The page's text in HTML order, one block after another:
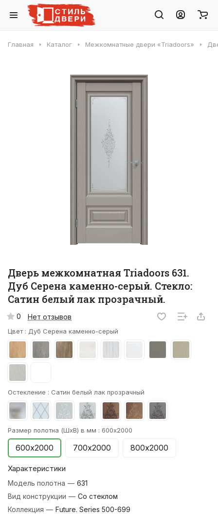
Главная Каталог Межкомнатные двери «Triadoors»
Дверь межкомнатная Triadoors 631.
Дуб Серена каменно-серый. Стекло:
Сатин белый лак прозрачный.
0 Нет отзывов
Цвет : Дуб Серена каменно-серый
Остекление : Сатин белый лак прозрачный
Размер полотна (ШхВ) в мм : 600х2000
600х2000 700х2000 800х2000
Характеристики
Модель полотна — 631
Вид конструкции — Со стеклом
Коллекция — Future. Series 500-699